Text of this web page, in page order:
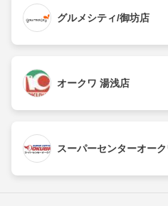
グルメシティ/御坊店
オークワ 湯浅店
スーパーセンターオー